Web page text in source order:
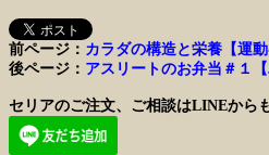
前ページ： カラダの構造と栄養【運動
後ページ： アスリートのお弁当＃１
セリアのご注文、ご相談はLINEから